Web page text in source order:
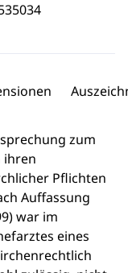
zum
ihren
Pflichten
Auffassung
war im
eines